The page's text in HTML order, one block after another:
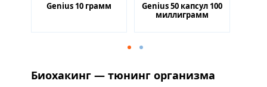
Genius 10 грамм
Genius 50 капсул 100
миллиграмм
Биохакинг — тюнинг организма